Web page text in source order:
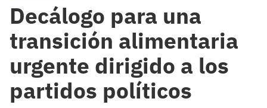
Decálogo para una
transición alimentaria
urgente dirigido a los
partidos políticos